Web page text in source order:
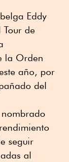
Eddy
de
la Orden
año, por
del
seguir
al